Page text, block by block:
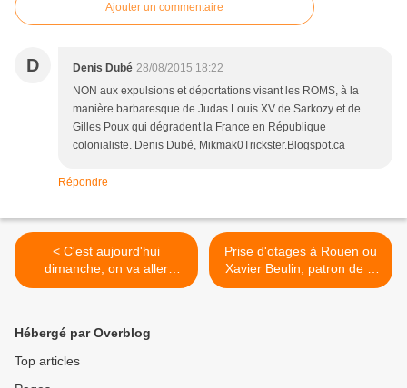
Ajouter un commentaire
D Denis Dubé 28/08/2015 18:22
NON aux expulsions et déportations visant les ROMS, à la
manière barbaresque de Judas Louis XV de Sarkozy et de
Gilles Poux qui dégradent la France en République
colonialiste. Denis Dubé, Mikmak0Trickster.Blogspot.ca
Répondre
< C'est aujourd'hui
dimanche, on va aller
bosser avec la loi Macron,
Paris
Prise d'otages à Rouen ou
Xavier Beulin, patron de la
FNSEA et de Sofiprotéol >
Hébergé par Overblog
Top articles